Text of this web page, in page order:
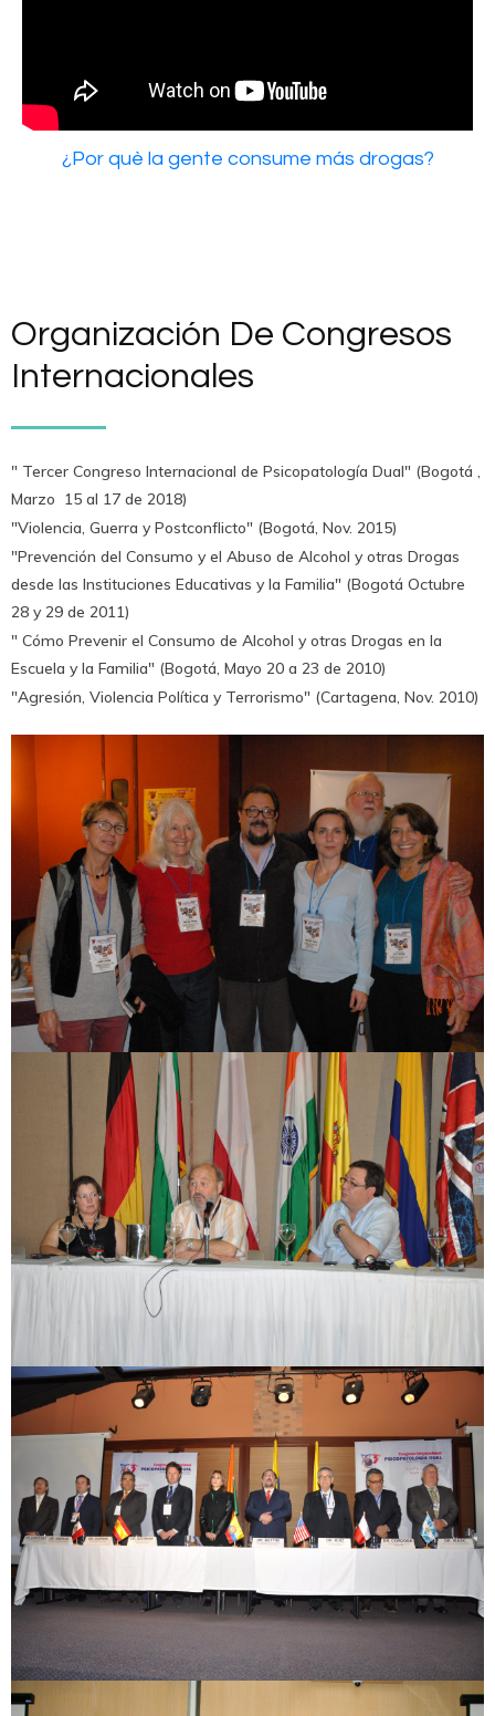
¿Por què la gente consume más drogas?
Organización De Congresos
Internacionales
" Tercer Congreso Internacional de Psicopatología Dual" (Bogotá ,
Marzo 15 al 17 de 2018)
"Violencia, Guerra y Postconflicto" (Bogotá, Nov. 2015)
"Prevención del Consumo y el Abuso de Alcohol y otras Drogas
desde las Instituciones Educativas y la Familia" (Bogotá Octubre
28 y 29 de 2011)
" Cómo Prevenir el Consumo de Alcohol y otras Drogas en la
Escuela y la Familia" (Bogotá, Mayo 20 a 23 de 2010)
"Agresión, Violencia Política y Terrorismo" (Cartagena, Nov. 2010)